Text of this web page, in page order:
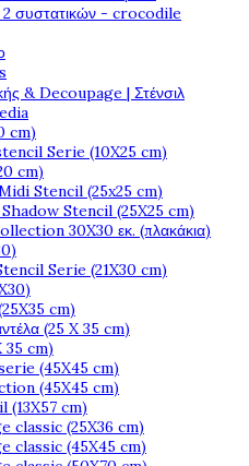
2 συστατικών - crocodile
& Decoupage | Στένσιλ
cm)
Serie (10X25 cm)
cm)
Stencil (25x25 cm)
Stencil (25X25 cm)
30X30 εκ. (πλακάκια)
Serie (21X30 cm)
cm)
(25 X 35 cm)
35 cm)
(45X45 cm)
(45X45 cm)
(13X57 cm)
classic (25X36 cm)
classic (45X45 cm)